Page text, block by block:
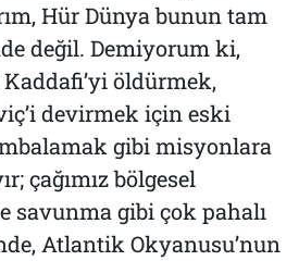
Hür Dünya bunun tam
değil. Demiyorum ki,
öldürmek,
devirmek için eski
gibi misyonlara
çağımız bölgesel
savunma gibi çok pahalı
Atlantik Okyanusu’nun